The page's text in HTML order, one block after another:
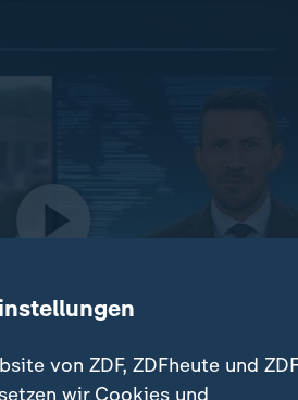
von ZDF, ZDFheute und
wir Cookies und